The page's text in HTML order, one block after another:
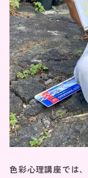
色彩心理講座では、